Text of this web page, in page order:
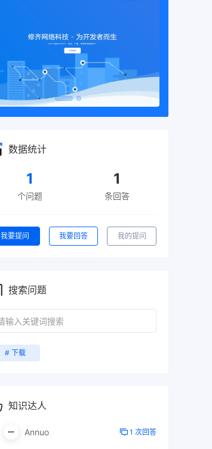
数据统计
1
个问题
1
条回答
我要提问 我要回答 我的提问
搜索问题
# 下载
知识达人
Annuo 1 次回答